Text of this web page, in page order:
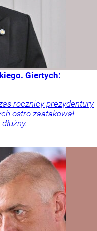
Giertych:
rocznicy prezydentury
ostro zaatakował